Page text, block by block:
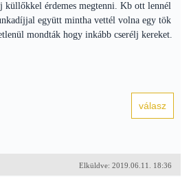
küllőkkel érdemes megtenni. Kb ott lennél
együtt mintha vettél volna egy tök
mondták hogy inkább cserélj kereket.
Elküldve: 2019.06.11. 18:36